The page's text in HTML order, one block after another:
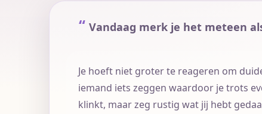
Vandaag merk je het meteen
Je hoeft niet groter te reageren om
iemand iets zeggen waardoor je trots
klinkt, maar zeg rustig wat jij hebt
Frans